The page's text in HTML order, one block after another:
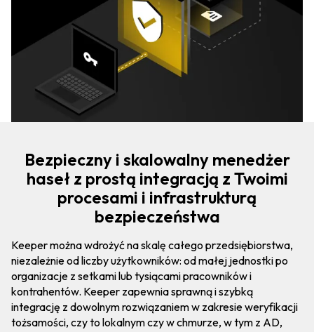
Bezpieczny i skalowalny menedżer
haseł z prostą integracją z Twoimi
procesami i infrastrukturą
bezpieczeństwa
Keeper można wdrożyć na skalę całego przedsiębiorstwa,
niezależnie od liczby użytkowników: od małej jednostki po
organizacje z setkami lub tysiącami pracowników i
kontrahentów. Keeper zapewnia sprawną i szybką
integrację z dowolnym rozwiązaniem w zakresie weryfikacji
tożsamości, czy to lokalnym czy w chmurze, w tym z AD,